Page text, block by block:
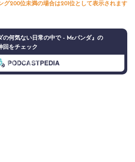
グ200位未満の場合は201位として表示されます
の何気ない日常の中で - Mr.パンダ』の
回をチェック